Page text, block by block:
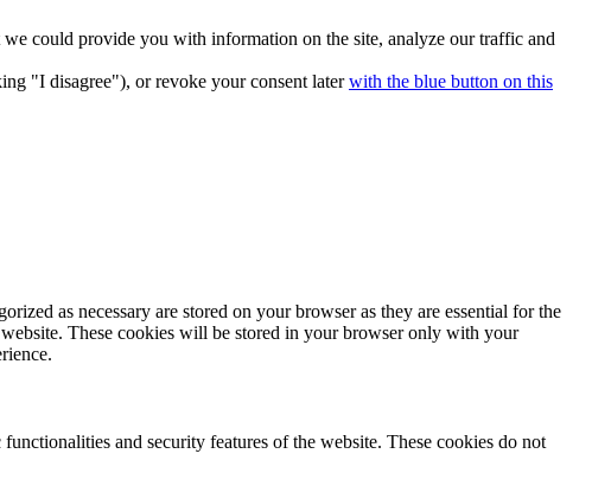
could provide you with information on the site, analyze our traffic and
"I disagree"), or revoke your consent laterwith the blue button on this
as necessary are stored on your browser as they are essential for the
These cookies will be stored in your browser only with your
and security features of the website. These cookies do not